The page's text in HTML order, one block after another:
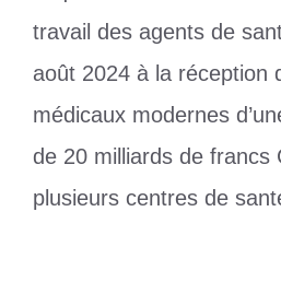
travail des agents de
août 2024 à la réception
médicaux modernes
de 20 milliards de francs
plusieurs centres de